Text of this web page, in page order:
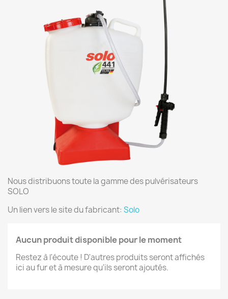
Nous distribuons toute la gamme des pulvérisateurs
SOLO
Un lien vers le site du fabricant: Solo
Aucun produit disponible pour le moment
Restez à l'écoute ! D'autres produits seront affichés
ici au fur et à mesure qu'ils seront ajoutés.